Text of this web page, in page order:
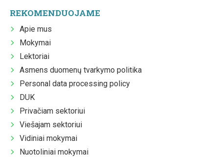
REKOMENDUOJAME
Apie mus
Mokymai
Lektoriai
Asmens duomenų tvarkymo politika
Personal data processing policy
DUK
Privačiam sektoriui
Viešajam sektoriui
Vidiniai mokymai
Nuotoliniai mokymai